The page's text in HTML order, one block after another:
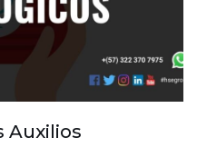
Auxilios